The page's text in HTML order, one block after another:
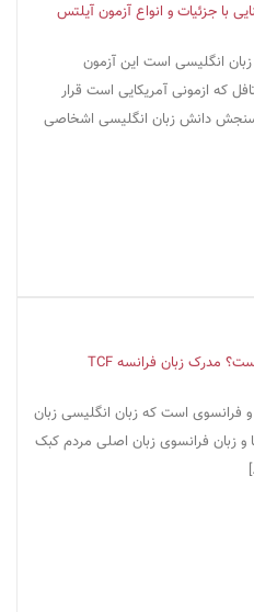
انگلیسی است این آزمون
تافل که ازمونی آمریکایی است قرار
دانش زبان انگلیسی اشخاصی
و فرانسوی است که زبان انگلیسی زبان
و زبان فرانسوی زبان اصلی مردم کبک